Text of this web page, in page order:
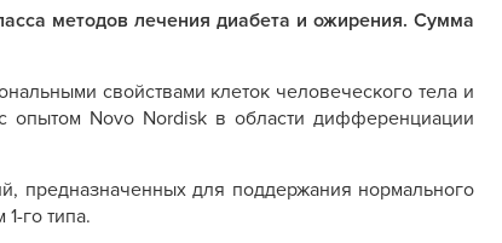
методов лечения диабета и ожирения. Сумма
свойствами клеток человеческого тела и
опытом Novo Nordisk в области дифференциации
предназначенных для поддержания нормального
го типа.